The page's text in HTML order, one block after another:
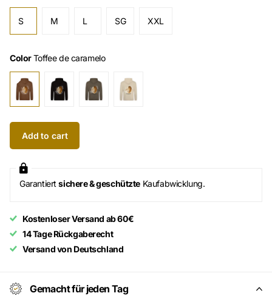
S M L SG XXL
ColorToffee de caramelo
Add to cart
Garantiertsichere & geschützte Kaufabwicklung.
Kostenloser Versand ab 60€
14 Tage Rückgaberecht
Versand von Deutschland
Gemacht für jeden Tag